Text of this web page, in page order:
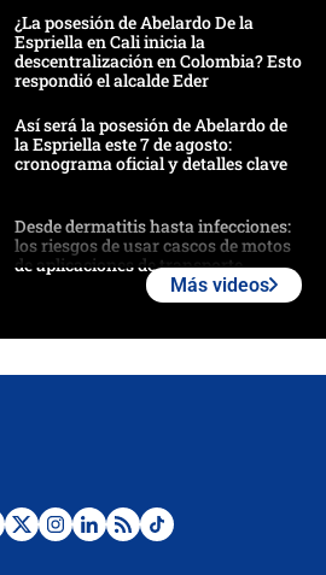
¿La posesión de Abelardo De la
Espriella en Cali inicia la
descentralización en Colombia? Esto
respondió el alcalde Eder
Así será la posesión de Abelardo de
la Espriella este 7 de agosto:
cronograma oficial y detalles clave
Desde dermatitis hasta infecciones:
los riesgos de usar cascos de motos
de aplicaciones de transporte
Posesión de Abelardo De La Espriella
Más videos